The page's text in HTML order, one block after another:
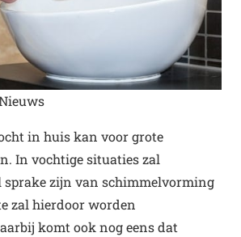
in huis kan voor grote
In vochtige situaties zal
sprake zijn van schimmelvorming
zal hierdoor worden
komt ook nog eens dat